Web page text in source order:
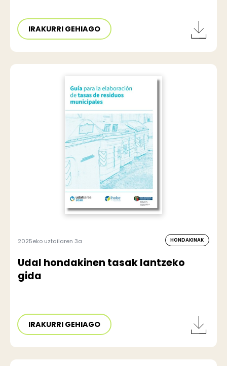
IRAKURRI GEHIAGO
2025eko uztailaren 3a HONDAKINAK
Udal hondakinen tasak lantzeko
gida
IRAKURRI GEHIAGO